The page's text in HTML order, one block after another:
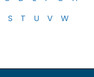
S T U V
W